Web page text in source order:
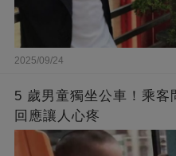
2025/09/24
5 歲男童獨坐公車！乘客
回應讓人心疼